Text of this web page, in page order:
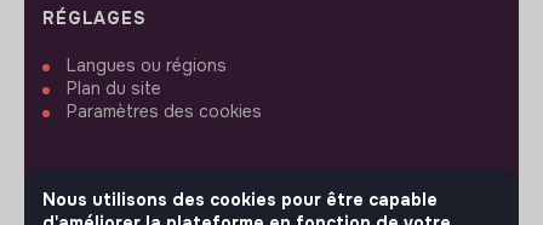
RÉGLAGES
Langues ou régions
Plan du site
Paramètres des cookies
Nous utilisons des cookies pour être capable